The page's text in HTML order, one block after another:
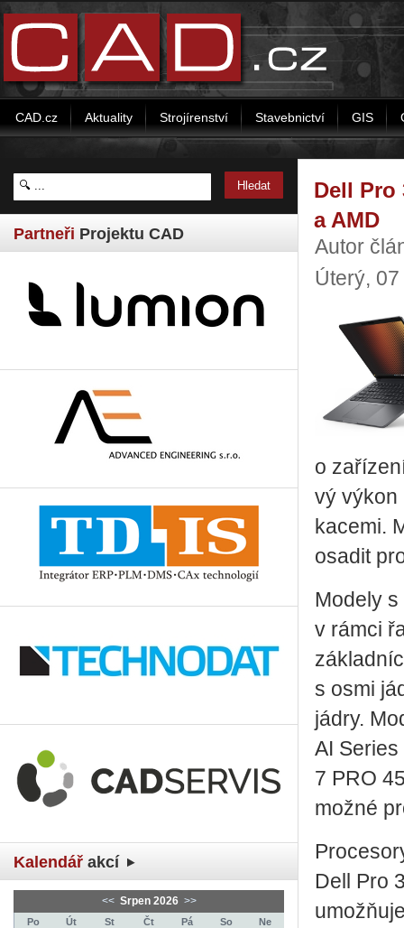
CAD.cz Aktuality Strojírenství Stavebnictví GIS
Partneři Projektu CAD
Kalendář akcí
<< Srpen 2026 >>
Po Út St Čt Pá So
Ne
Dell Pro
a AMD
Autor
Úterý,
o
vý výkon
ka­ce­mi.
osa­dit
Mo­de­ly
v rámci
s osmi
jádry.
AI
7 PRO
možné
Dell Pro